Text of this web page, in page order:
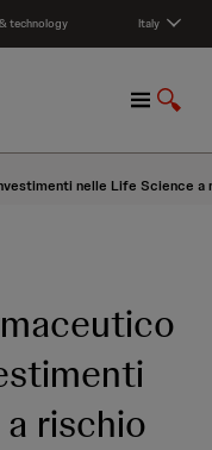
technology Italy
M
n
u
S
o
w
h
nelle Life Science a
rischio